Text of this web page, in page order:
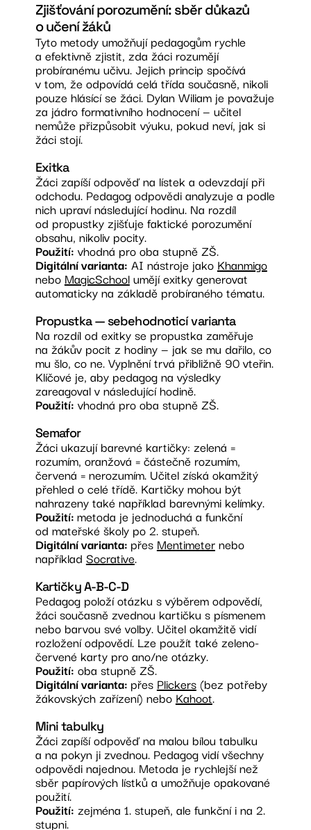
Zjišťování porozumění: sběr důkazů
o učení žáků
Tyto metody umožňují pedagogům rychle
a efektivně zjistit, zda žáci rozumějí
probíranému učivu. Jejich princip spočívá
v tom, že odpovídá celá třída současně, nikoli
pouze hlásící se žáci. Dylan Wiliam je považuje
za jádro formativního hodnocení — učitel
nemůže přizpůsobit výuku, pokud neví, jak si
žáci stojí.
Exitka
Žáci zapíší odpověď na lístek a odevzdají při
odchodu. Pedagog odpovědi analyzuje a podle
nich upraví následující hodinu. Na rozdíl
od propustky zjišťuje faktické porozumění
obsahu, nikoliv pocity.
Použití: vhodná pro oba stupně ZŠ.
Digitální varianta: AI nástroje jako Khanmigo
nebo MagicSchoolumějí exitky generovat
automaticky na základě probíraného tématu.
Propustka — sebehodnoticí varianta
Na rozdíl od exitky se propustka zaměřuje
na žákův pocit z hodiny — jak se mu dařilo, co
mu šlo, co ne. Vyplnění trvá přibližně 90 vteřin.
Klíčové je, aby pedagog na výsledky
zareagoval v následující hodině.
Použití: vhodná pro oba stupně ZŠ.
Semafor
Žáci ukazují barevné kartičky: zelená =
rozumím, oranžová = částečně rozumím,
červená = nerozumím. Učitel získá okamžitý
přehled o celé třídě. Kartičky mohou být
nahrazeny také například barevnými kelímky.
Použití:metoda je jednoduchá a funkční
od mateřské školy po 2. stupeň.
Digitální varianta: přes Mentimeternebo
například Socrative.
Kartičky A-B-C-D
Pedagog položí otázku s výběrem odpovědí,
žáci současně zvednou kartičku s písmenem
nebo barvou své volby. Učitel okamžitě vidí
rozložení odpovědí. Lze použít také zeleno-
červené karty pro ano/ne otázky.
Použití: oba stupně ZŠ.
Digitální varianta: přes Plickers(bez potřeby
žákovských zařízení) nebo Kahoot.
Mini tabulky
Žáci zapíší odpověď na malou bílou tabulku
a na pokyn ji zvednou. Pedagog vidí všechny
odpovědi najednou. Metoda je rychlejší než
sběr papírových lístků a umožňuje opakované
použití.
Použití: zejména 1. stupeň, ale funkční i na 2.
stupni.